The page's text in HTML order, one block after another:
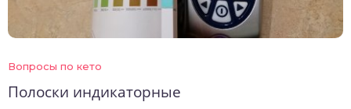
Вопросы по кето
Полоски индикаторные